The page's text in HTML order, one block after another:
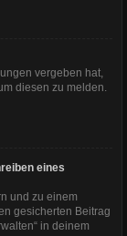
vergeben hat,
diesen zu melden.
eines
und zu einem
gesicherten Beitrag
in deinem